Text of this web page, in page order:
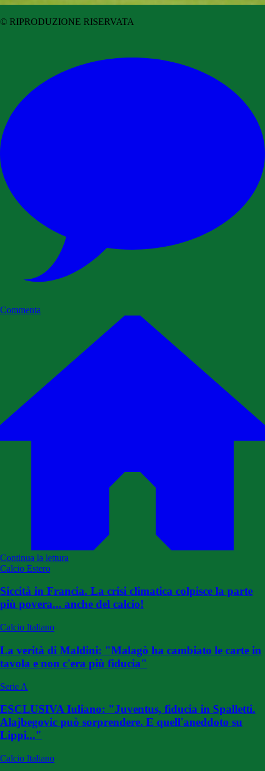
© RIPRODUZIONE RISERVATA
Commenta
Continua la lettura
Calcio Estero
Siccità in Francia. La crisi climatica colpisce la parte
più povera... anche del calcio!
Calcio Italiano
La verità di Maldini: "Malagò ha cambiato le carte in
tavola e non c'era più fiducia"
Serie A
ESCLUSIVA Iuliano: "Juventus, fiducia in Spalletti.
Alajbegovic può sorprendere. E quell'aneddoto su
Lippi..."
Calcio Italiano